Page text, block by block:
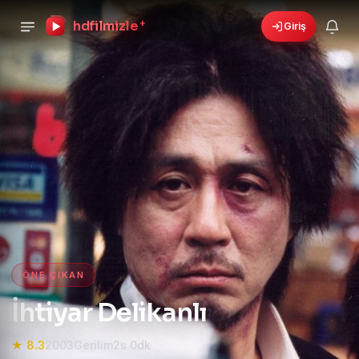
hdfilmizle + Giriş
🎁 6 yeni fırsat! Bonusları gör›
HD Film izle — HD Film İzle,
ÖNE ÇIKAN
İhtiyar Delikanlı
★ 8.32003 Gerilim2s 0dk